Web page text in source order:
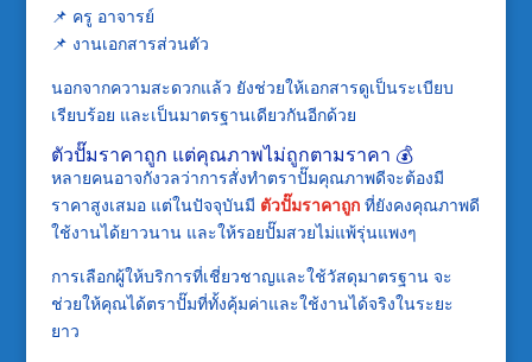
📌 ครู อาจารย์
📌 งานเอกสารส่วนตัว
นอกจากความสะดวกแล้ว ยังช่วยให้เอกสารดูเป็นระเบียบ
เรียบร้อย และเป็นมาตรฐานเดียวกันอีกด้วย
ตัวปั๊มราคาถูก แต่คุณภาพไม่ถูกตามราคา 💰
หลายคนอาจกังวลว่าการสั่งทำตราปั๊มคุณภาพดีจะต้องมี
ราคาสูงเสมอ แต่ในปัจจุบันมี ตัวปั๊มราคาถูกที่ยังคงคุณภาพดี
ใช้งานได้ยาวนาน และให้รอยปั๊มสวยไม่แพ้รุ่นแพงๆ
การเลือกผู้ให้บริการที่เชี่ยวชาญและใช้วัสดุมาตรฐาน จะ
ช่วยให้คุณได้ตราปั๊มที่ทั้งคุ้มค่าและใช้งานได้จริงในระยะ
ยาว